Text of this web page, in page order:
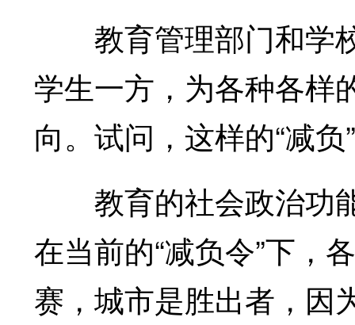
教育管理部门和学
学生一方，为各种各样
向。试问，这样的“减
教育的社会政治功
在当前的“减负令”下，
赛，城市是胜出者，因